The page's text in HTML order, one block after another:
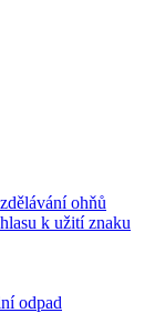
ohňů
k užití znaku
odpad